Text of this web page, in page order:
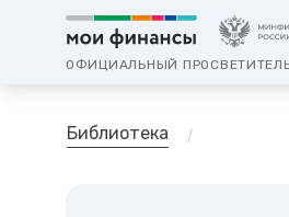
ОФИЦИАЛЬНЫЙ
Библиотека